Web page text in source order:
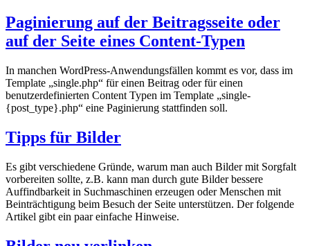
Paginierung auf der Beitragsseite oder
auf der Seite eines Content-Typen
In manchen WordPress-Anwendungsfällen kommt es vor, dass im
Template „single.php“ für einen Beitrag oder für einen
benutzerdefinierten Content Typen im Template „single-
{post_type}.php“ eine Paginierung stattfinden soll.
Tipps für Bilder
Es gibt verschiedene Gründe, warum man auch Bilder mit Sorgfalt
vorbereiten sollte, z.B. kann man durch gute Bilder bessere
Auffindbarkeit in Suchmaschinen erzeugen oder Menschen mit
Beinträchtigung beim Besuch der Seite unterstützen. Der folgende
Artikel gibt ein paar einfache Hinweise.